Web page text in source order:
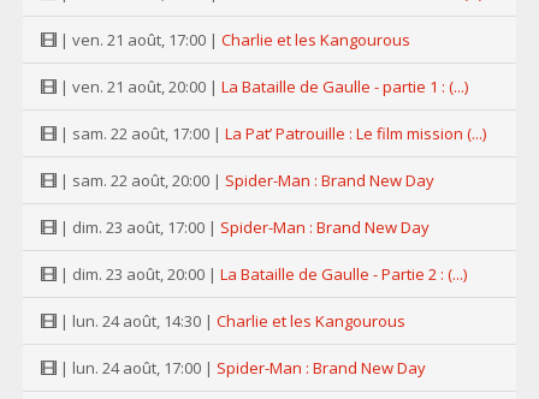
| ven. 21 août, 17:00 | Charlie et les Kangourous
| ven. 21 août, 20:00 | La Bataille de Gaulle - partie 1 : (...)
| sam. 22 août, 17:00 | La Pat’ Patrouille : Le film mission (...)
| sam. 22 août, 20:00 | Spider-Man : Brand New Day
| dim. 23 août, 17:00 | Spider-Man : Brand New Day
| dim. 23 août, 20:00 | La Bataille de Gaulle - Partie 2 : (...)
| lun. 24 août, 14:30 | Charlie et les Kangourous
| lun. 24 août, 17:00 | Spider-Man : Brand New Day